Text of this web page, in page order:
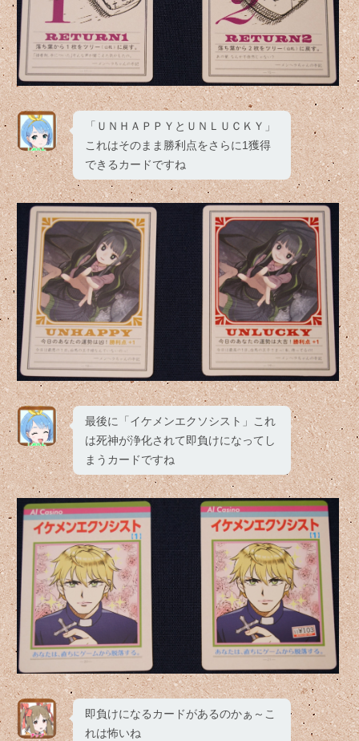
「ＵＮＨＡＰＰＹとＵＮＬＵＣＫＹ」
これはそのまま勝利点をさらに1獲得
できるカードですね
最後に「イケメンエクソシスト」これ
は死神が浄化されて即負けになってし
まうカードですね
即負けになるカードがあるのかぁ～こ
れは怖いね